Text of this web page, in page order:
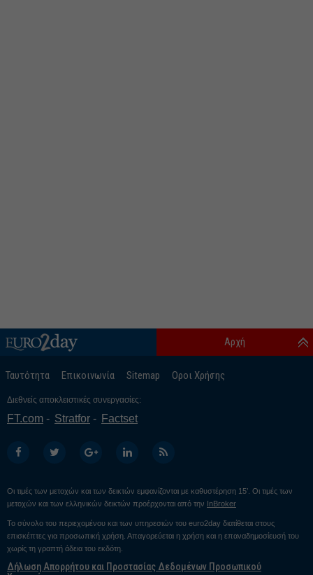
Ταυτότητα Επικοινωνία Sitemap Οροι Χρήσης
Αρχή
Διεθνείς αποκλειστικές συνεργασίες:
FT.com Stratfor Factset
Οι τιμές των μετοχών και των δεικτών εμφανίζονται με καθυστέρηση 15’. Οι τιμές των
μετοχών και των ελληνικών δεικτών προέρχονται από την InBroker
Το σύνολο του περιεχομένου και των υπηρεσιών του euro2day διατίθεται στους
επισκέπτες για προσωπική χρήση. Απαγορεύεται η χρήση και η επαναδημοσίευσή του
χωρίς τη γραπτή άδεια του εκδότη.
Δήλωση Απορρήτου και Προστασίας Δεδομένων Προσωπικού